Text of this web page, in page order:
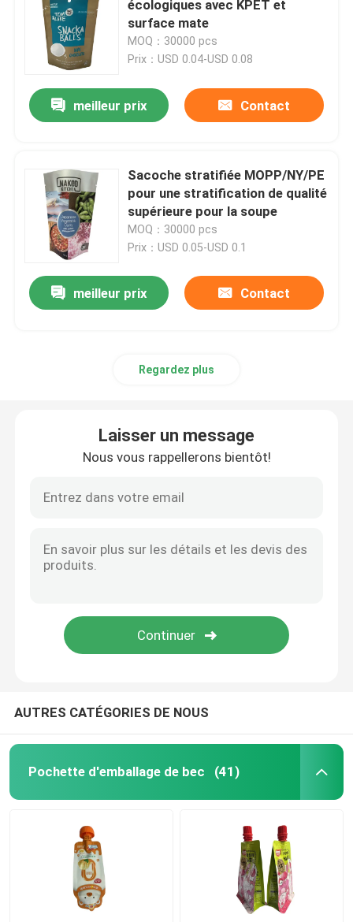
Poche détersive liquide
sac d'emballage de mylar
Sac d'emballage de riz
Autocollants de empaquetage de label
écologiques avec KPET et
surface mate
MOQ：30000 pcs
Prix：USD 0.04-USD 0.08
meilleur prix Contact
Sacoche stratifiée MOPP/NY/PE
pour une stratification de qualité
supérieure pour la soupe
MOQ：30000 pcs
Prix：USD 0.05-USD 0.1
meilleur prix Contact
Regardez plus
Laisser un message
Nous vous rappellerons bientôt!
AUTRES CATÉGORIES DE NOUS
Pochette d'emballage de bec (41)